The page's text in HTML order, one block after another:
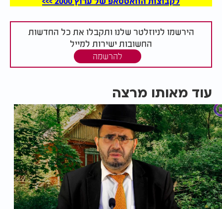
הירשמו לניוזלטר שלנו ותקבלו את כל החדשות
החשובות ישירות למייל
להרשמה
עוד מאותו מרצה